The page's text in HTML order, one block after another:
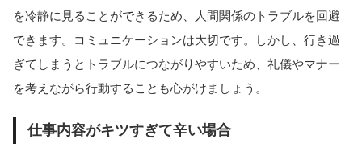
を冷静に見ることができるため、人間関係のトラブルを回避
できます。コミュニケーションは大切です。しかし、行き過
ぎてしまうとトラブルにつながりやすいため、礼儀やマナー
を考えながら行動することも心がけましょう。
仕事内容がキツすぎて辛い場合